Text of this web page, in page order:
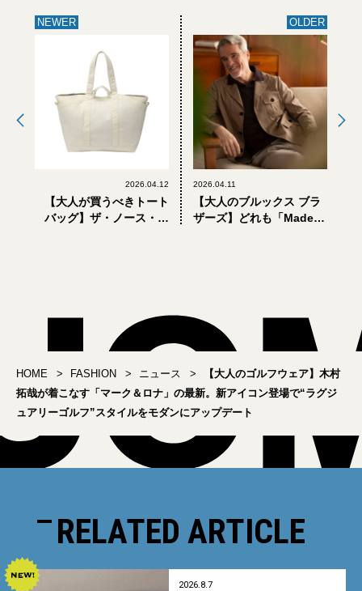
NEWER
2026.04.12
【大人が買うべきトート
バッグ】ザ・ノース・フ
OLDER
2026.04.11
【大人のブルックス ブラ
ザーズ】どれも「Made in
HOME FASHION ニュース
【大人のゴルフウェア】木村
拓哉が着こなす「マーク＆ロナ」の最新。新アイコン登場で“ラグジ
ュアリーゴルフ”スタイルをモダンにアップデート
RELATED ARTICLE
2026.8.7